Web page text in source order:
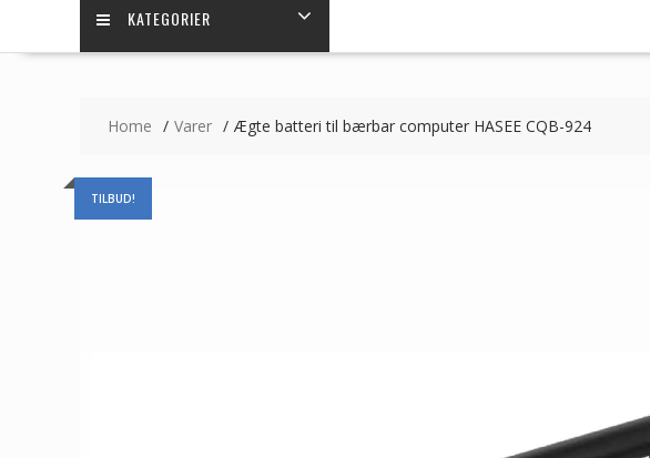
KATEGORIER
Home Varer Ægte batteri til bærbar computer HASEE CQB-924
TILBUD!